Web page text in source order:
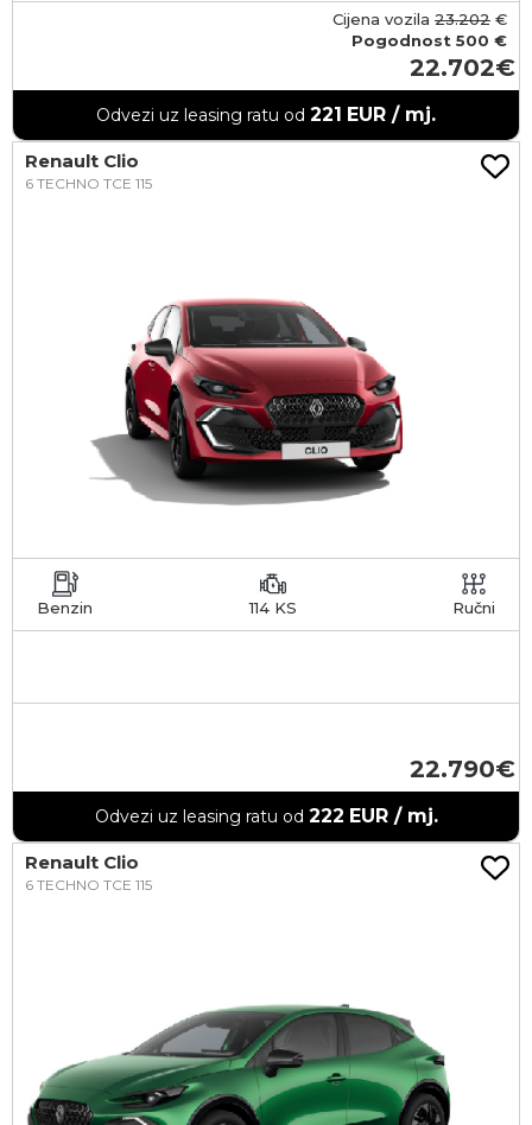
Cijena vozila 23.202 €
Pogodnost 500 €
22.702
Odvezi uz leasing ratu od 221 EUR / mj.
Renault Clio
6 TECHNO TCE 115
Benzin 114 KS Ručni
22.790
Odvezi uz leasing ratu od 222 EUR / mj.
Renault Clio
6 TECHNO TCE 115